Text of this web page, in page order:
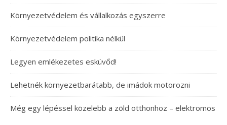
Környezetvédelem és vállalkozás egyszerre
Környezetvédelem politika nélkül
Legyen emlékezetes esküvőd!
Lehetnék környezetbarátabb, de imádok motorozni
Még egy lépéssel közelebb a zöld otthonhoz – elektromos